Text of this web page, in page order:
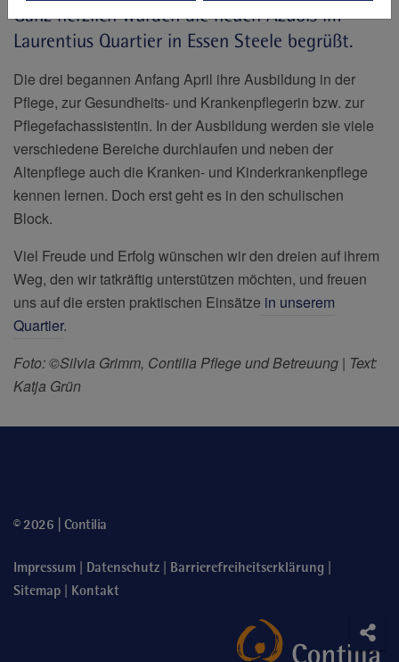
Ganz herzlich wurden die neuen Azubis im
Laurentius Quartier in Essen Steele begrüßt.
Die drei begannen Anfang April ihre Ausbildung in der
Pflege, zur Gesundheits- und Krankenpflegerin bzw. zur
Pflegefachassistentin. In der Ausbildung werden sie viele
verschiedene Bereiche durchlaufen und neben der
Altenpflege auch die Kranken- und Kinderkrankenpflege
kennen lernen. Doch erst geht es in den schulischen
Block.
Viel Freude und Erfolg wünschen wir den dreien auf ihrem
Weg, den wir tatkräftig unterstützen möchten, und freuen
uns auf die ersten praktischen Einsätze in unserem
Quartier.
Foto: ©Silvia Grimm, Contilia Pflege und Betreuung | Text:
Katja Grün
© 2026 | Contilia
Impressum | Datenschutz | Barrierefreiheitserklärung |
Sitemap | Kontakt